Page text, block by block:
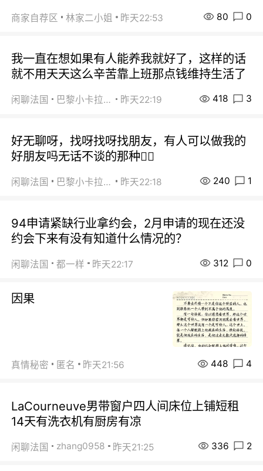
商家自荐区 林家二小姐 昨天22:53 80 0
我一直在想如果有人能养我就好了，这样的话
就不用天天这么辛苦靠上班那点钱维持生活了
闲聊法国 巴黎小卡拉咪 昨天22:19 418 3
好无聊呀，找呀找呀找朋友，有人可以做我的
好朋友吗无话不谈的那种😮‍💨
闲聊法国 巴黎小卡拉咪 昨天22:18 240 1
94申请紧缺行业拿约会，2月申请的现在还没
约会下来有没有知道什么情况的？
闲聊法国 都一样 昨天22:17 312 0
因果
真情秘密 匿名 昨天21:56 448 4
LaCourneuve男带窗户四人间床位上铺短租
14天有洗衣机有厨房有凉
闲聊法国 zhang0958 昨天21:25 336 2